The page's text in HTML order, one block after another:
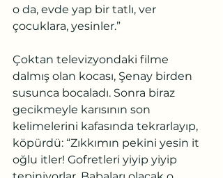
o da, evde yap bir tatlı, ver
çocuklara, yesinler.”
Çoktan televizyondaki filme
dalmış olan kocası, Şenay birden
susunca bocaladı. Sonra biraz
gecikmeyle karısının son
kelimelerini kafasında tekrarlayıp,
köpürdü: “Zıkkımın pekini yesin it
oğlu itler! Gofretleri yiyip yiyip